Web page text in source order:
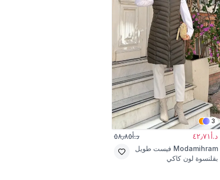
3
د.أ٤٢٫٧١ د.أ٥٨٫٨٥
Modamihram فيست طويل
بقلنسوة لون كاكي